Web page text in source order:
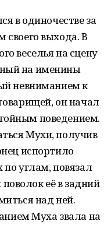
в одиночестве за
своего выхода. В
веселья на сцену
на именины
невниманием к
он начал
поведением.
Мухи, получив
испортило
углам, повязал
её в задний
над ней.
Муха звала на